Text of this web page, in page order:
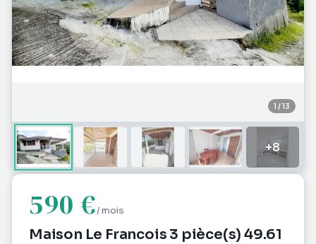
1 /13
+8
590 €/ mois
Maison Le Francois 3 pièce(s) 49.61